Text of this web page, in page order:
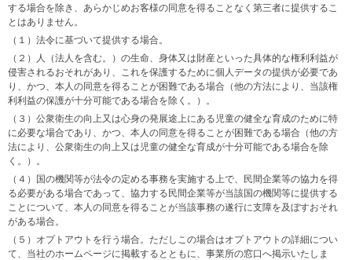
する場合を除き、あらかじめお客様の同意を得ることなく第三者に提供するこ
とはありません。
（１）法令に基づいて提供する場合。
（２）人（法人を含む。）の生命、身体又は財産といった具体的な権利利益が
侵害されるおそれがあり、これを保護するために個人データの提供が必要であ
り、かつ、本人の同意を得ることが困難である場合（他の方法により、当該権
利利益の保護が十分可能である場合を除く。）。
（３）公衆衛生の向上又は心身の発展途上にある児童の健全な育成のために特
に必要な場合であり、かつ、本人の同意を得ることが困難である場合（他の方
法により、公衆衛生の向上又は児童の健全な育成が十分可能である場合を除
く。）。
（４）国の機関等が法令の定める事務を実施する上で、民間企業等の協力を得
る必要がある場合であって、協力する民間企業等が当該国の機関等に提供する
ことについて、本人の同意を得ることが当該事務の遂行に支障を及ぼすおそれ
がある場合。
（５）オプトアウトを行う場合。ただしこの場合はオプトアウトの詳細につい
て、当社のホームページに掲載するとともに、事業所の窓口へ掲示いたしま